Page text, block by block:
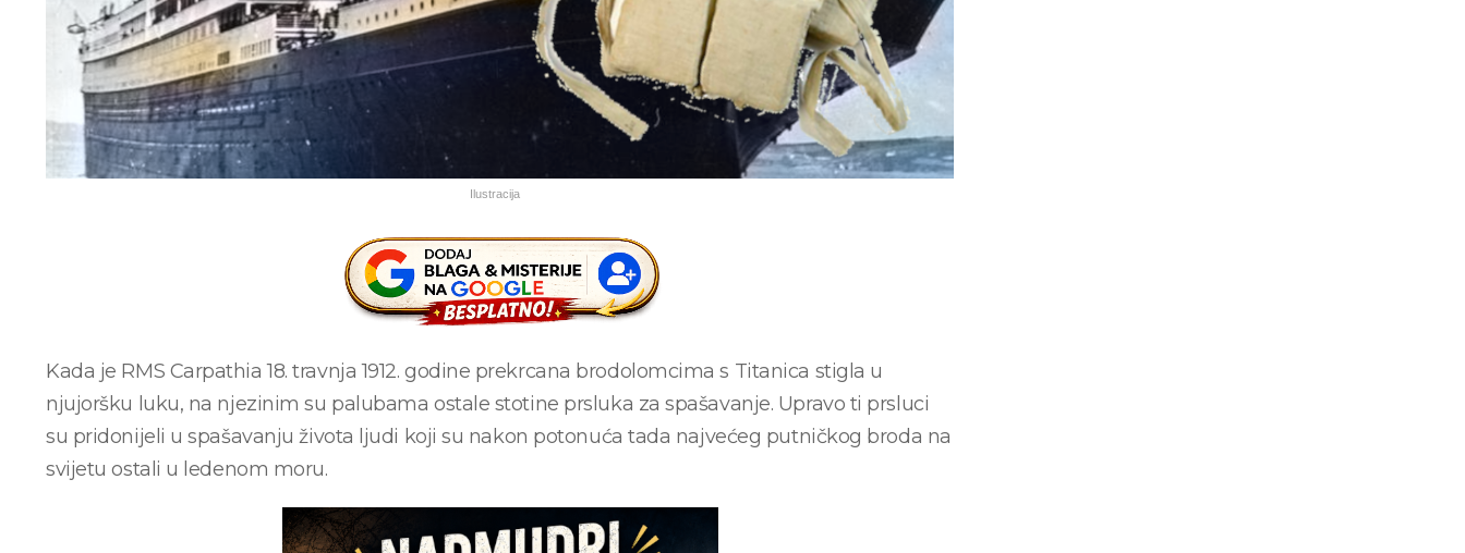
Ilustracija
Kada je RMS Carpathia 18. travnja 1912. godine prekrcana brodolomcima s Titanica stigla u
njujoršku luku, na njezinim su palubama ostale stotine prsluka za spašavanje. Upravo ti prsluci
su pridonijeli u spašavanju života ljudi koji su nakon potonuća tada najvećeg putničkog broda na
svijetu ostali u ledenom moru.